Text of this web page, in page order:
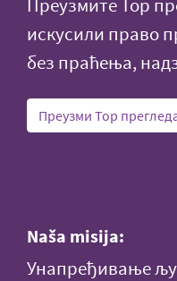
Преузмите Тор
искусили право
без праћења,
Преузми Тор
Naša misija:
Унапређивање